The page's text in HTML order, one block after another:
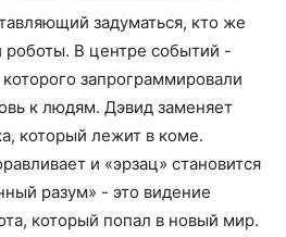
задуматься, кто же
В центре событий -
запрограммировали
к людям. Дэвид заменяет
который лежит в коме.
и «эрзац» становится
разум» - это видение
который попал в новый мир.